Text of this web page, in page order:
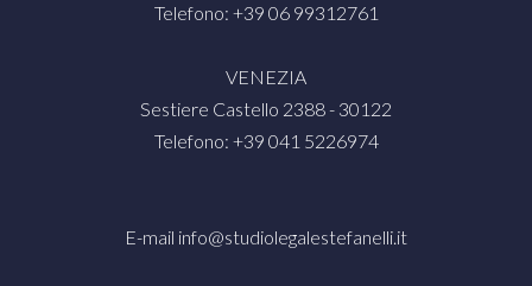
Telefono: +39 06 99312761
VENEZIA
Sestiere Castello 2388 - 30122
Telefono: +39 041 5226974
E-mail info@studiolegalestefanelli.it